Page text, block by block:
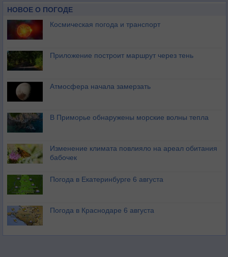
НОВОЕ О ПОГОДЕ
Космическая погода и транспорт
Приложение построит маршрут через тень
Атмосфера начала замерзать
В Приморье обнаружены морские волны тепла
Изменение климата повлияло на ареал обитания
бабочек
Погода в Екатеринбурге 6 августа
Погода в Краснодаре 6 августа